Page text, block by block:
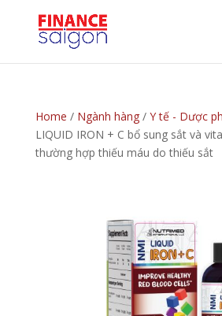
Home / Ngành hàng/ Y tế - Dược
LIQUID IRON + C bổ sung sắt và
thường hợp thiếu máu do thiếu sắt